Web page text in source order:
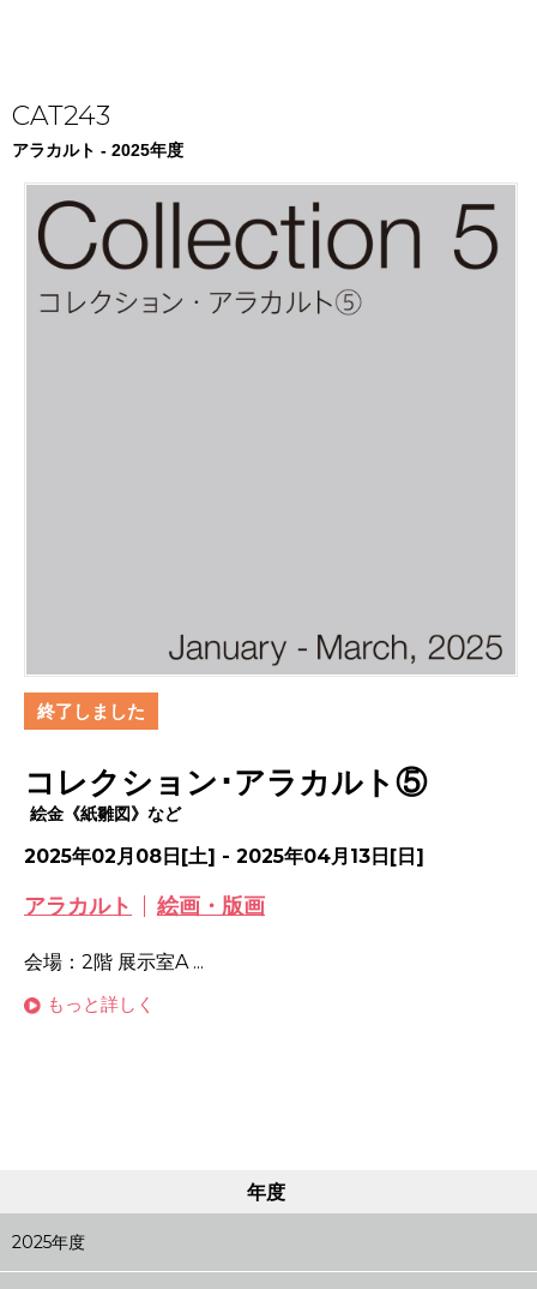
CAT243
アラカルト - 2025年度
終了しました
コレクション･アラカルト⑤
絵金《紙雛図》など
2025年02月08日[土] - 2025年04月13日[日]
アラカルト 絵画・版画
会場：2階 展示室A ...
もっと詳しく
年度
2025年度